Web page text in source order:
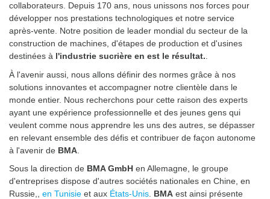
collaborateurs. Depuis 170 ans, nous unissons nos forces pour
développer nos prestations technologiques et notre service
après-vente. Notre position de leader mondial du secteur de la
construction de machines, d'étapes de production et d'usines
destinées à l'industrie sucrière en est le résultat.
À l'avenir aussi, nous allons définir des normes grâce à nos
solutions innovantes et accompagner notre clientèle dans le
monde entier. Nous recherchons pour cette raison des experts
ayant une expérience professionnelle et des jeunes gens qui
veulent comme nous apprendre les uns des autres, se dépasser
en relevant ensemble des défis et contribuer de façon autonome
à l'avenir de BMA
Sous la direction de BMA GmbH en Allemagne, le groupe
d'entreprises dispose d'autres sociétés nationales en Chine, en
Russie,, en Tunisie et aux États-Unis BMA est ainsi présente